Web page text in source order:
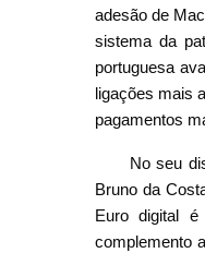
adesão de
sistema da
portuguesa
ligações mais
pagamentos
No seu
Bruno da
Euro digital
complemento